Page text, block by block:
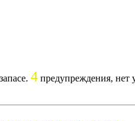
4предупреждения, нет